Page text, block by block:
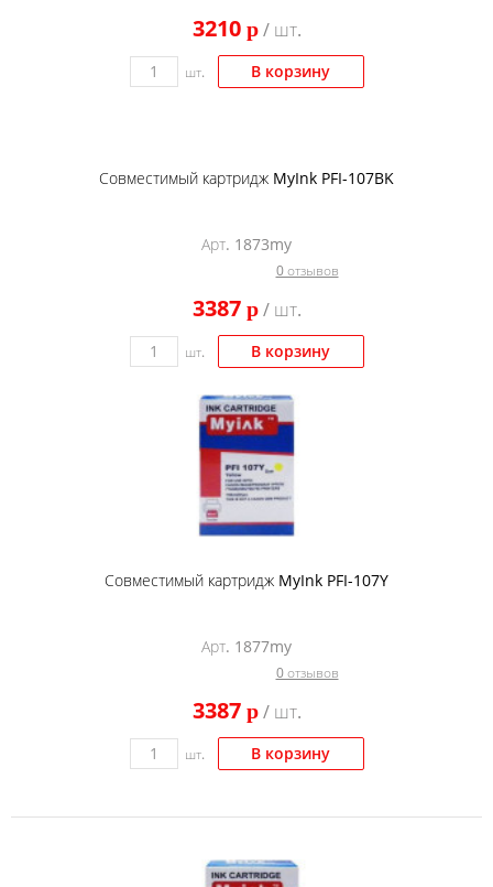
3210 p/ шт.
шт. В корзину
Совместимый картридж MyInk PFI-107BK
Арт. 1873my
0 отзывов
3387 p/ шт.
шт. В корзину
Совместимый картридж MyInk PFI-107Y
Арт. 1877my
0 отзывов
3387 p/ шт.
шт. В корзину